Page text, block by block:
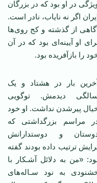
در او بود که در بزرگان
اگر نه نایاب، نادر است.
از گذشته و کج روی‌ها
او آیینه‌ای بود که در آن
را بازآفریده بود.
بار در هشتاد و یک
دیدمش. توگویی
پیرشدن نداشت. او خود
مراسم بزرگداشتی که
و دوستدارانش
ترتیب داده بودند گفته
«من به دلائل آشـکار با
به نود سـاله‌های